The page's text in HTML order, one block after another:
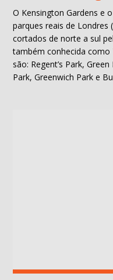
O Kensington Gardens e
parques reais de Londres
cortados de norte a sul
também conhecida como
são: Regent’s Park,
Park, Greenwich Park e